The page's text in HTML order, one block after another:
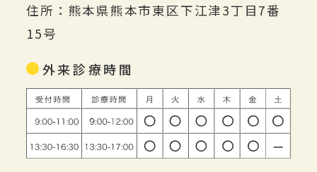
住所：熊本県熊本市東区下江津3丁目7番
15号
外来診療時間